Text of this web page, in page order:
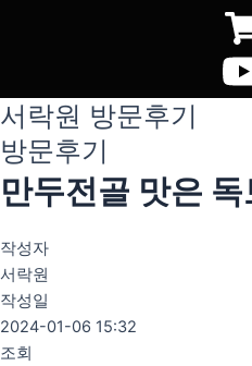
서락원 방문후기
방문후기
만두전골 맛은
작성자
서락원
작성일
2024-01-06 15:32
조회